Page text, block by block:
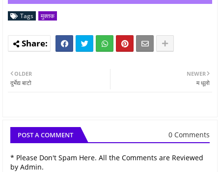
Tags मुक्तक
NEWER
म धूलो
OLDER
दुर्भेद्य बाटो
POST A COMMENT 0 Comments
* Please Don't Spam Here. All the Comments are Reviewed
by Admin.